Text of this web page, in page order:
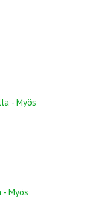
- Myös
Myös